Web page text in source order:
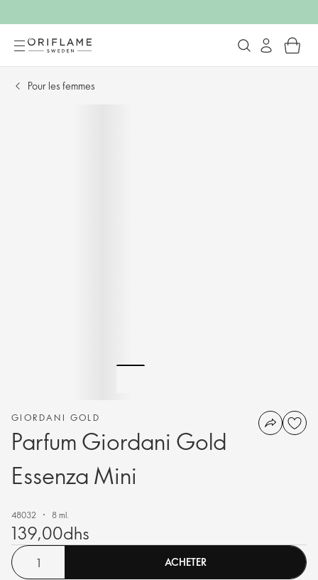
Pour les femmes
GIORDANI GOLD
Parfum Giordani Gold
Essenza Mini
48032 8 ml.
139,00dhs
ACHETER